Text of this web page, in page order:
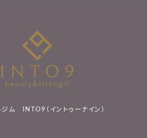
ジム INTO9（イントゥーナイン）